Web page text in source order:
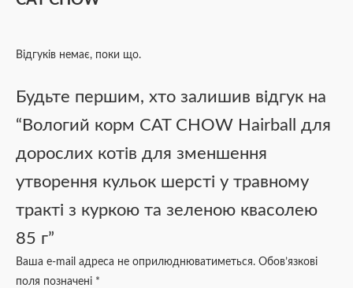
Відгуків немає, поки що.
Будьте першим, хто залишив відгук на
“Вологий корм CAT CHOW Hairball для
дорослих котів для зменшення
утворення кульок шерсті у травному
тракті з куркою та зеленою квасолею
85 г”
Ваша e-mail адреса не оприлюднюватиметься. Обов’язкові
поля позначені *